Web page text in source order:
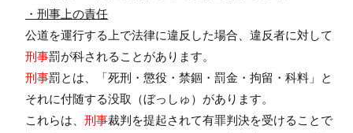
・刑事上の責任
公道を運行する上で法律に違反した場合、違反者に対して
刑事罰が科されることがあります。
刑事罰とは、「死刑・懲役・禁錮・罰金・拘留・科料」と
それに付随する没取（ぼっしゅ）があります。
これらは、 刑事裁判を提起されて有罪判決を受けることで